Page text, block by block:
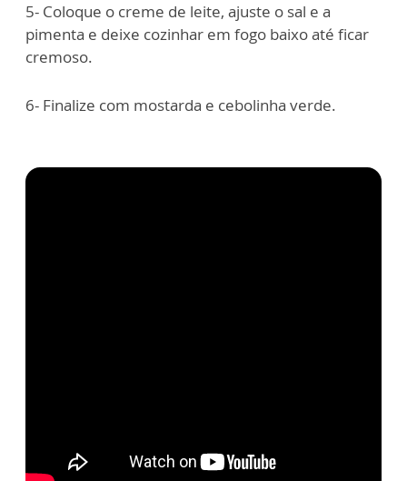
5- Coloque o creme de leite, ajuste o sal e a
pimenta e deixe cozinhar em fogo baixo até ficar
cremoso.
6- Finalize com mostarda e cebolinha verde.